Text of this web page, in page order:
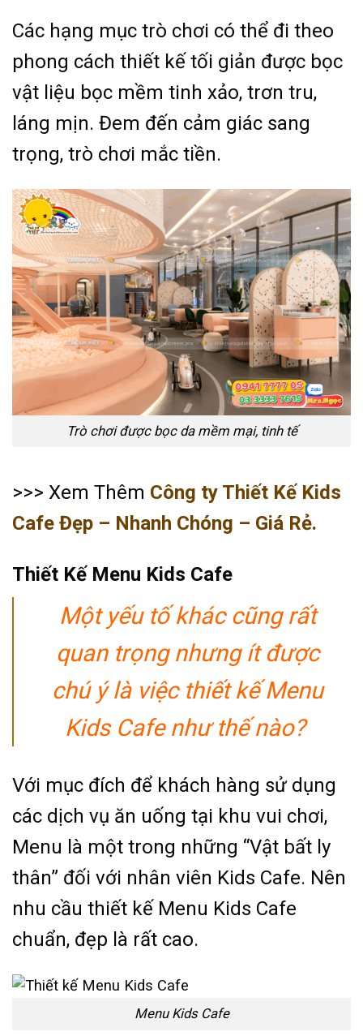
Các hạng mục trò chơi có thể đi theo
phong cách thiết kế tối giản được bọc
vật liệu bọc mềm tinh xảo, trơn tru,
láng mịn. Đem đến cảm giác sang
trọng, trò chơi mắc tiền.
Trò chơi được bọc da mềm mại, tinh tế
>>> Xem Thêm Công ty Thiết Kế Kids
Cafe Đẹp – Nhanh Chóng – Giá Rẻ.
Thiết Kế Menu Kids Cafe
Một yếu tố khác cũng rất
quan trọng nhưng ít được
chú ý là việc thiết kế Menu
Kids Cafe như thế nào?
Với mục đích để khách hàng sử dụng
các dịch vụ ăn uống tại khu vui chơi,
Menu là một trong những “Vật bất ly
thân” đối với nhân viên Kids Cafe. Nên
nhu cầu thiết kế Menu Kids Cafe
chuẩn, đẹp là rất cao.
Menu Kids Cafe